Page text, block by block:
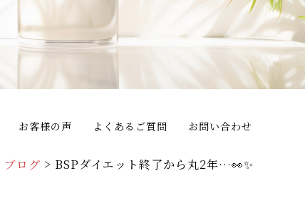
お客様の声 よくあるご質問 お問い合わせ
ブログ > BSPダイエット終了から丸2年…👀✨